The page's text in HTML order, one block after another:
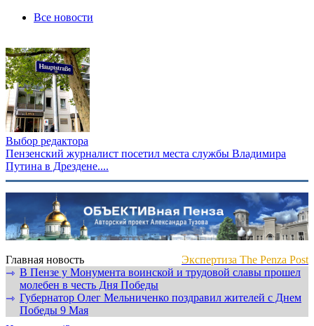
Все новости
Выбор редактора
Пензенский журналист посетил места службы Владимира
Путина в Дрездене....
Главная новость
Экспертиза The Penza Post
⇾ В Пензе у Монумента воинской и трудовой славы прошел
молебен в честь Дня Победы
⇾ Губернатор Олег Мельниченко поздравил жителей с Днем
Победы 9 Мая